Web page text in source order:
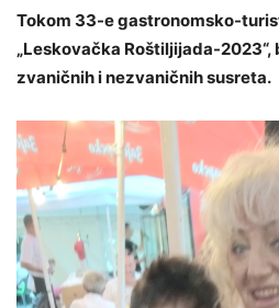
Tokom 33-e gastronomsko-
„Leskovačka Roštiljijada-
zvaničnih i nezvaničnih susreta.